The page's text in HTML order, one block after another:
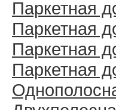
Паркетная
Паркетная
Паркетная
Паркетная